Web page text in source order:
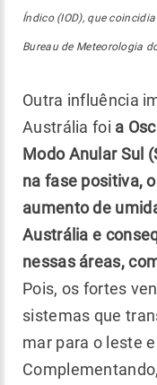
Índico (IOD), que
Bureau de Meteorologia
Outra influência
Austrália foi a
Modo Anular Sul
na fase positiva,
aumento de
Austrália e
nessas áreas,
Pois, os fortes
sistemas que
mar para o leste
Complementando,